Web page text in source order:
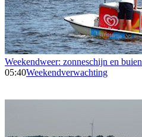
Weekendweer: zonneschijn en buien
05:40Weekendverwachting